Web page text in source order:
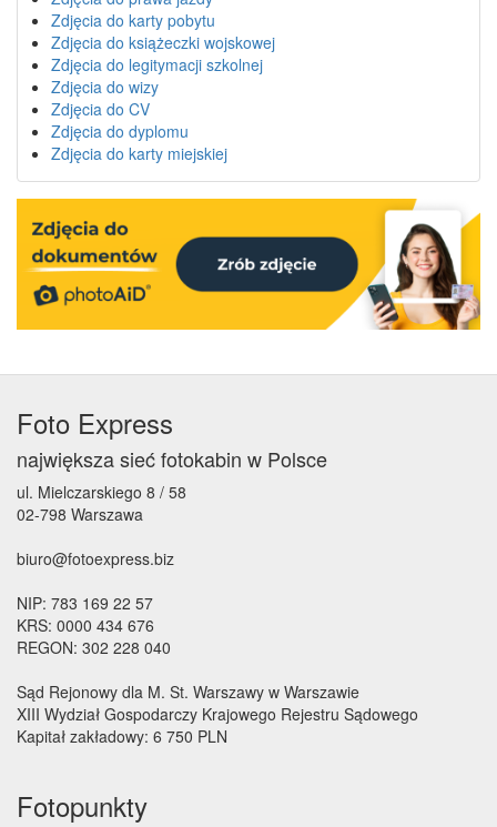
Zdjęcia do karty pobytu
Zdjęcia do książeczki wojskowej
Zdjęcia do legitymacji szkolnej
Zdjęcia do wizy
Zdjęcia do CV
Zdjęcia do dyplomu
Zdjęcia do karty miejskiej
Foto Express
największa sieć fotokabin w Polsce
ul. Mielczarskiego 8 / 58
02-798 Warszawa
biuro@fotoexpress.biz
NIP: 783 169 22 57
KRS: 0000 434 676
REGON: 302 228 040
Sąd Rejonowy dla M. St. Warszawy w Warszawie
XIII Wydział Gospodarczy Krajowego Rejestru Sądowego
Kapitał zakładowy: 6 750 PLN
Fotopunkty